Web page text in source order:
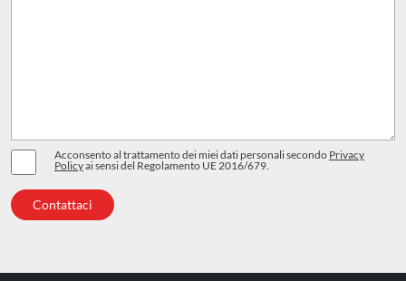
Acconsento al trattamento dei miei dati personali secondo Privacy
Policyai sensi del Regolamento UE 2016/679.